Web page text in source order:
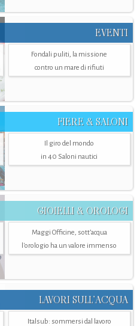
EVENTI
Fondali puliti, la missione
contro un mare di rifiuti
FIERE & SALONI
Il giro del mondo
in 40 Saloni nautici
GIOIELLI & OROLOGI
Maggi Officine, sott’acqua
l'orologio ha un valore immenso
LAVORI SULL’ACQUA
Italsub: sommersi dal lavoro